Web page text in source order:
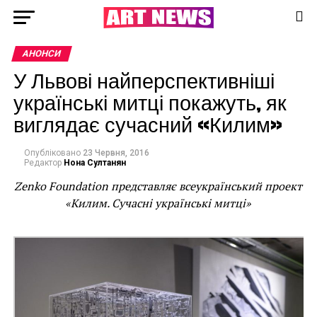
АНОНСИ
У Львові найперспективніші
українські митці покажуть, як
виглядає сучасний «Килим»
Опубліковано 23 Червня, 2016
Редактор Нона Султанян
Zenko Foundation представляє всеукраїнський проект
«Килим. Сучасні українські митці»